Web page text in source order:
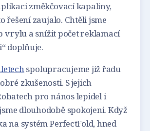
změkčovací kapaliny,
řešení zaujalo. Chtěli jsme
v rylu a snížit počet reklamací
doplňuje.
spolupracujeme již řadu
zkušenosti. S jejich
pro nános lepidel i
dlouhodobě spokojeni. Když
na systém PerfectFold, hned